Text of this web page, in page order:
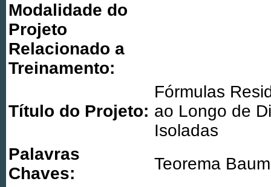
Modalidade do
Projeto
Relacionado a
Treinamento:
Título do Projeto:
Fórmulas
ao Longo de
Isoladas
Palavras
Chaves:
Teorema